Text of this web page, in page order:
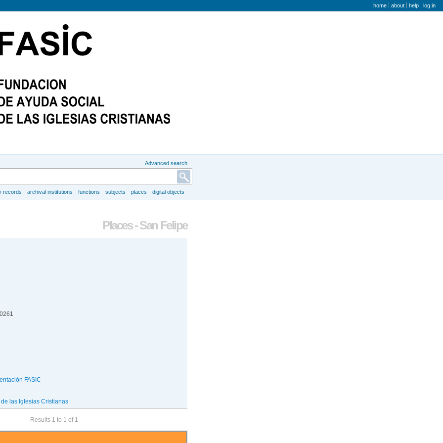
user menu
home about help log in
Advanced search
records archival institutions functions subjects places digital objects
Places - San Felipe
FASIC
las Iglesias Cristianas
Results 1 to 1 of 1